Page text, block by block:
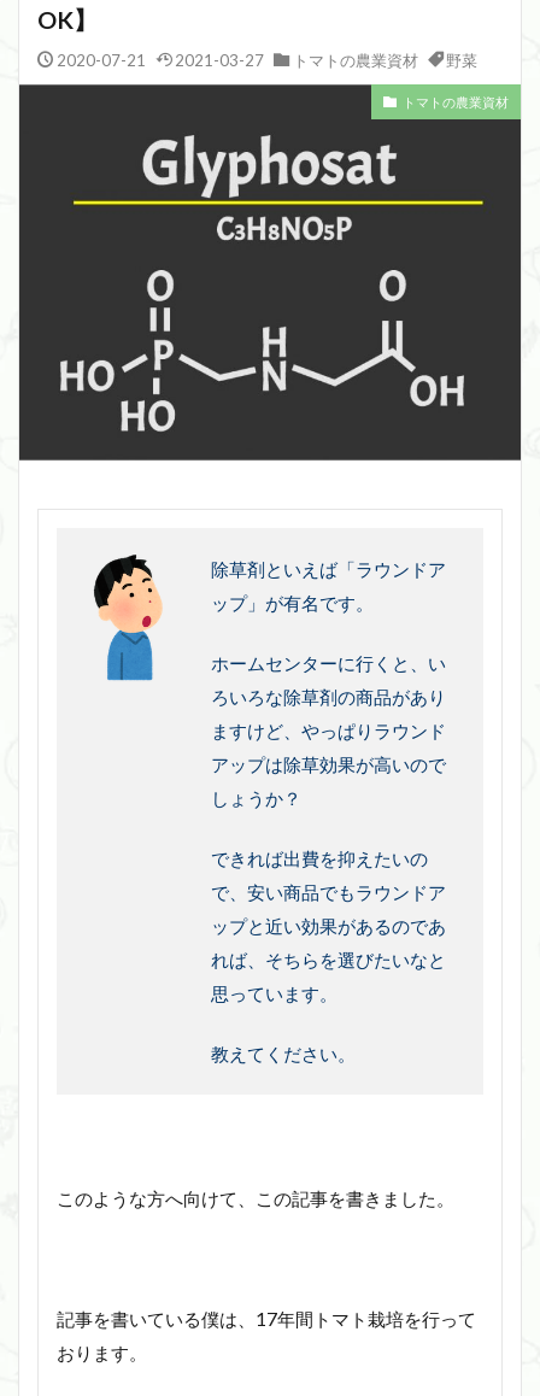
OK】
2020-07-21 2021-03-27 トマトの農業資材 野菜
トマトの農業資材
除草剤といえば「ラウンドア
ップ」が有名です。
ホームセンターに行くと、い
ろいろな除草剤の商品があり
ますけど、やっぱりラウンド
アップは除草効果が高いので
しょうか？
できれば出費を抑えたいの
で、安い商品でもラウンドア
ップと近い効果があるのであ
れば、そちらを選びたいなと
思っています。
教えてください。
このような方へ向けて、この記事を書きました。
記事を書いている僕は、17年間トマト栽培を行って
おります。